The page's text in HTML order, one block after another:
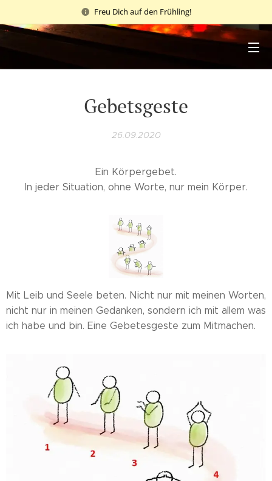
Freu Dich auf den Frühling!
Gebetsgeste
26.09.2020
Ein Körpergebet.
In jeder Situation, ohne Worte, nur mein Körper.
Mit Leib und Seele beten. Nicht nur mit meinen Worten,
nicht nur in meinen Gedanken, sondern ich mit allem was
ich habe und bin. Eine Gebetesgeste zum Mitmachen.